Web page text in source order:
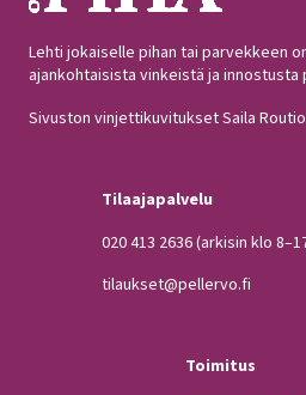
Lehti jokaiselle pihan tai parvekkeen
ajankohtaisista vinkeistä ja innostusta
Sivuston vinjettikuvitukset Saila Routio
Tilaajapalvelu
020 413 2636(arkisin klo
tilaukset@pellervo.fi
Toimitus